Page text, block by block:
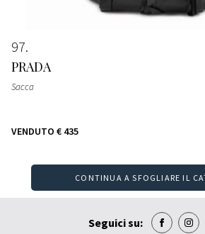
97
PRADA
Sacca
VENDUTO € 435
CONTINUA A SFOGLIARE IL
Seguici su: